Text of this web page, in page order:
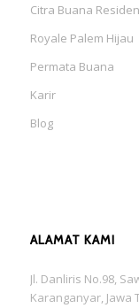
Citra Buana
Royale Palem Hijau
Permata Buana
Karir
Blog
ALAMAT KAMI
Jl. Danliris No.98,
Karanganyar, Jawa